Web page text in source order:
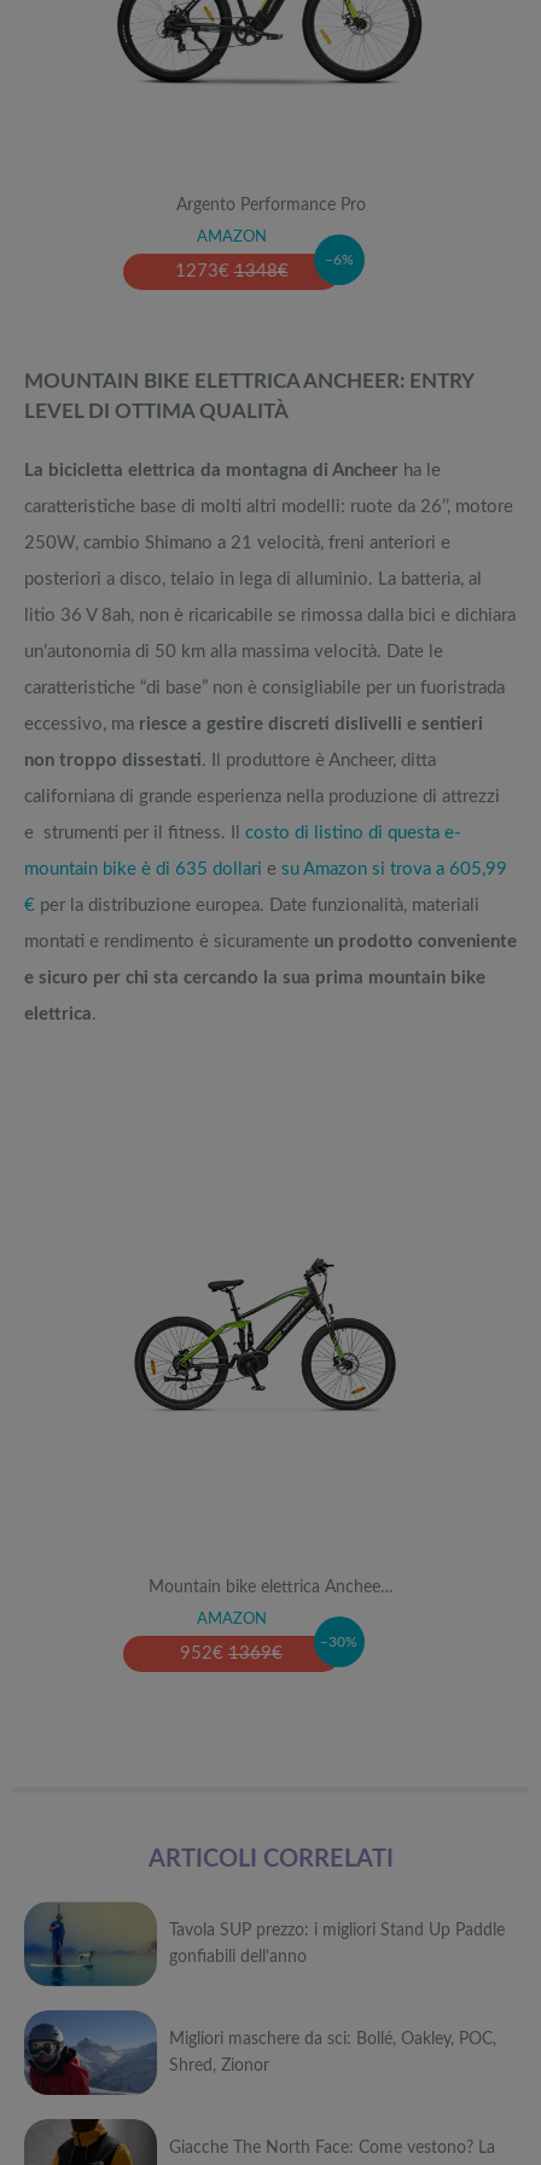
Argento Performance Pro
AMAZON
1273€ 1348€
–6%
MOUNTAIN BIKE ELETTRICA ANCHEER: ENTRY
LEVEL DI OTTIMA QUALITÀ
La bicicletta elettrica da montagna di Ancheer ha le
caratteristiche base di molti altri modelli: ruote da 26’’, motore
250W, cambio Shimano a 21 velocità, freni anteriori e
posteriori a disco, telaio in lega di alluminio. La batteria, al
litio 36 V 8ah, non è ricaricabile se rimossa dalla bici e dichiara
un’autonomia di 50 km alla massima velocità. Date le
caratteristiche “di base” non è consigliabile per un fuoristrada
eccessivo, ma riesce a gestire discreti dislivelli e sentieri
non troppo dissestati. Il produttore è Ancheer, ditta
californiana di grande esperienza nella produzione di attrezzi
e strumenti per il fitness. Il costo di listino di questa e-
mountain bike è di 635 dollari e su Amazon si trova a 605,99
€ per la distribuzione europea. Date funzionalità, materiali
montati e rendimento è sicuramente un prodotto conveniente
e sicuro per chi sta cercando la sua prima mountain bike
elettrica.
Mountain bike elettrica Anchee…
AMAZON
952€ 1369€
–30%
ARTICOLI CORRELATI
interessarti anche
Attrezzi
metà prezzo
Black Friday:
Migliori smart
Tavola SUP prezzo: i migliori Stand Up Paddle
gonfiabili dell’anno
interessarti anche
Migliori maschere da sci: Bollé, Oakley, POC,
Shred, Zionor
Giacche The North Face: Come vestono? La